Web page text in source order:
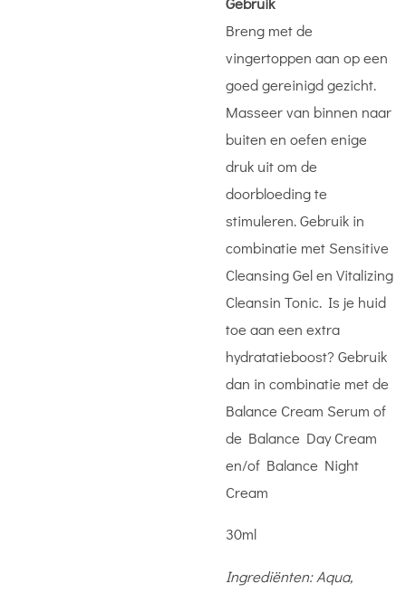
Breng met de
vingertoppen aan op een
goed gereinigd gezicht.
Masseer van binnen naar
buiten en oefen enige
druk uit om de
doorbloeding te
stimuleren. Gebruik in
combinatie met Sensitive
Cleansing Gel en Vitalizing
Cleansin Tonic. Is je huid
toe aan een extra
hydratatieboost? Gebruik
dan in combinatie met de
Balance Cream Serum of
de Balance Day Cream
en/of Balance Night
Cream
30ml
Ingrediënten:Aqua,